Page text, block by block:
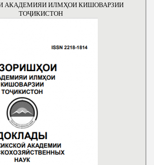
АКАДЕМИЯИ ИЛМҲОИ КИШОВАРЗИИ
ТОҶИКИСТОН